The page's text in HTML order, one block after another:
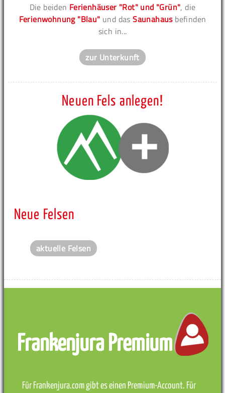
Die beiden Ferienhäuser "Rot" und "Grün", die
Ferienwohnung "Blau" und dasSaunahausbefinden
sich in...
zur Unterkunft
Neuen Fels anlegen!
Neue Felsen
aktuelle Felsen
Frankenjura Premium
Für Frankenjura.com gibt es einen Premium-Account. Für